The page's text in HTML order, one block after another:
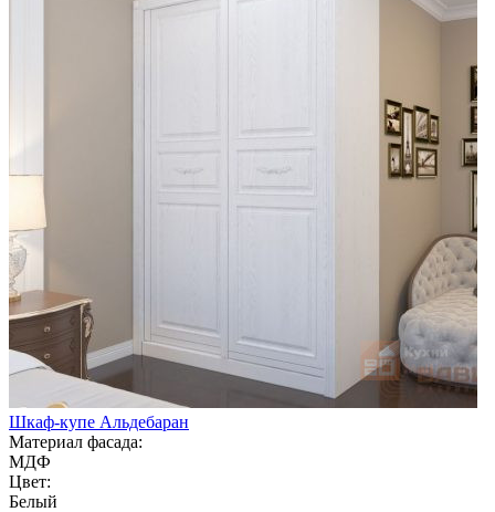
Шкаф-купе Альдебаран
Материал фасада:
МДФ
Цвет:
Белый